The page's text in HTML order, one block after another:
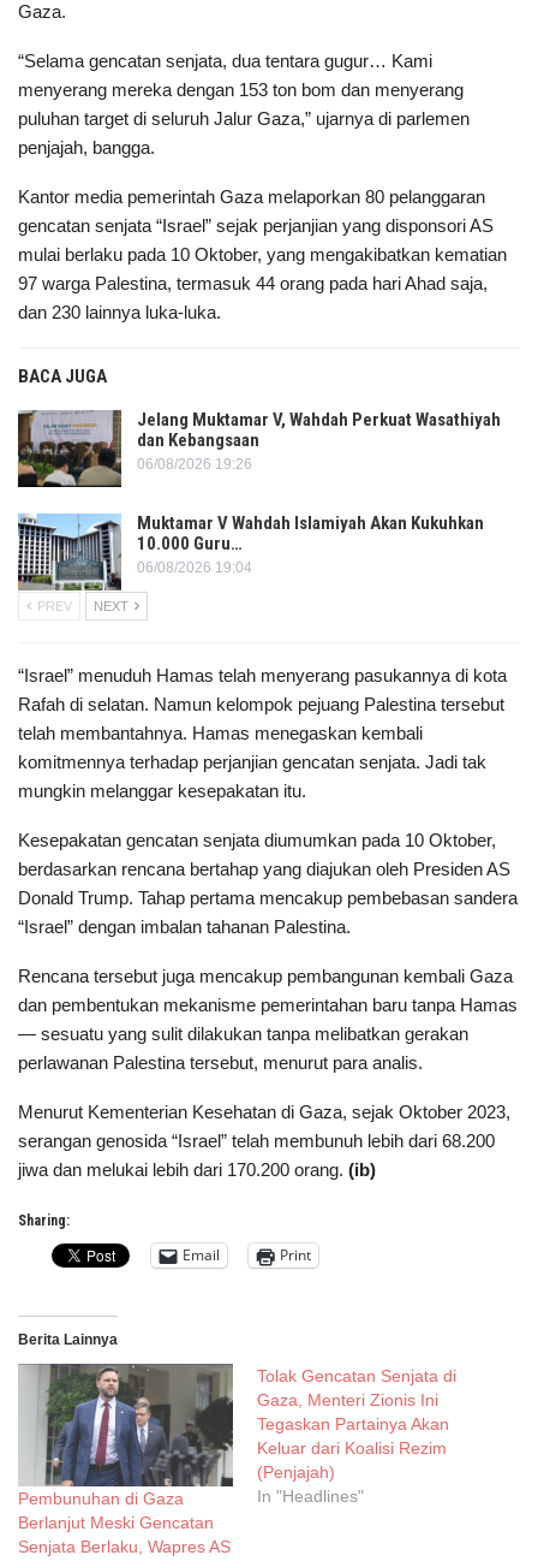
Gaza.
“Selama gencatan senjata, dua tentara gugur… Kami
menyerang mereka dengan 153 ton bom dan menyerang
puluhan target di seluruh Jalur Gaza,” ujarnya di parlemen
penjajah, bangga.
Kantor media pemerintah Gaza melaporkan 80 pelanggaran
gencatan senjata “Israel” sejak perjanjian yang disponsori AS
mulai berlaku pada 10 Oktober, yang mengakibatkan kematian
97 warga Palestina, termasuk 44 orang pada hari Ahad saja,
dan 230 lainnya luka-luka.
BACA JUGA
Jelang Muktamar V, Wahdah Perkuat Wasathiyah
dan Kebangsaan
06/08/2026 19:26
Muktamar V Wahdah Islamiyah Akan Kukuhkan
10.000 Guru…
06/08/2026 19:04
PREV NEXT
“Israel” menuduh Hamas telah menyerang pasukannya di kota
Rafah di selatan. Namun kelompok pejuang Palestina tersebut
telah membantahnya. Hamas menegaskan kembali
komitmennya terhadap perjanjian gencatan senjata. Jadi tak
mungkin melanggar kesepakatan itu.
Kesepakatan gencatan senjata diumumkan pada 10 Oktober,
berdasarkan rencana bertahap yang diajukan oleh Presiden AS
Donald Trump. Tahap pertama mencakup pembebasan sandera
“Israel” dengan imbalan tahanan Palestina.
Rencana tersebut juga mencakup pembangunan kembali Gaza
dan pembentukan mekanisme pemerintahan baru tanpa Hamas
— sesuatu yang sulit dilakukan tanpa melibatkan gerakan
perlawanan Palestina tersebut, menurut para analis.
Menurut Kementerian Kesehatan di Gaza, sejak Oktober 2023,
serangan genosida “Israel” telah membunuh lebih dari 68.200
jiwa dan melukai lebih dari 170.200 orang. (ib)
Sharing:
Email Print
Berita Lainnya
Pembunuhan di Gaza
Berlanjut Meski Gencatan
Senjata Berlaku, Wapres AS
Tolak Gencatan Senjata di
Gaza, Menteri Zionis Ini
Tegaskan Partainya Akan
Keluar dari Koalisi Rezim
(Penjajah)
In "Headlines"